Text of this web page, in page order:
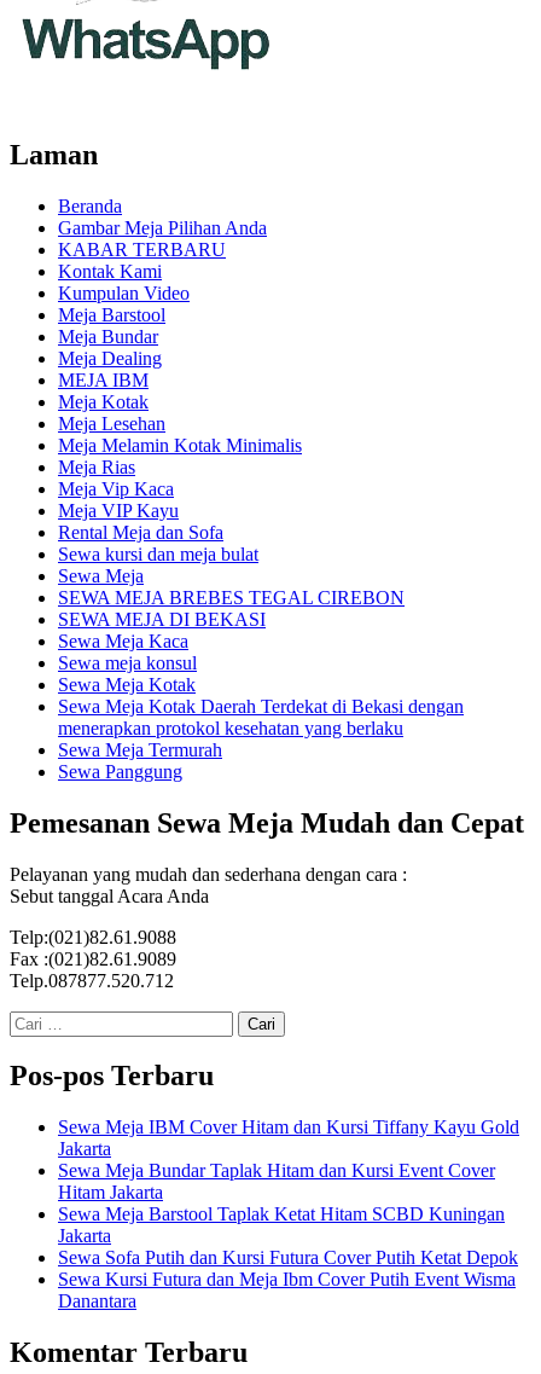
Laman
Beranda
Gambar Meja Pilihan Anda
KABAR TERBARU
Kontak Kami
Kumpulan Video
Meja Barstool
Meja Bundar
Meja Dealing
MEJA IBM
Meja Kotak
Meja Lesehan
Meja Melamin Kotak Minimalis
Meja Rias
Meja Vip Kaca
Meja VIP Kayu
Rental Meja dan Sofa
Sewa kursi dan meja bulat
Sewa Meja
SEWA MEJA BREBES TEGAL CIREBON
SEWA MEJA DI BEKASI
Sewa Meja Kaca
Sewa meja konsul
Sewa Meja Kotak
Sewa Meja Kotak Daerah Terdekat di Bekasi dengan
menerapkan protokol kesehatan yang berlaku
Sewa Meja Termurah
Sewa Panggung
Pemesanan Sewa Meja Mudah dan Cepat
Pelayanan yang mudah dan sederhana dengan cara :
Sebut tanggal Acara Anda
Telp:(021)82.61.9088
Fax :(021)82.61.9089
Telp.087877.520.712
Cari
untuk:
Pos-pos Terbaru
Sewa Meja IBM Cover Hitam dan Kursi Tiffany Kayu Gold
Jakarta
Sewa Meja Bundar Taplak Hitam dan Kursi Event Cover
Hitam Jakarta
Sewa Meja Barstool Taplak Ketat Hitam SCBD Kuningan
Jakarta
Sewa Sofa Putih dan Kursi Futura Cover Putih Ketat Depok
Sewa Kursi Futura dan Meja Ibm Cover Putih Event Wisma
Danantara
Komentar Terbaru